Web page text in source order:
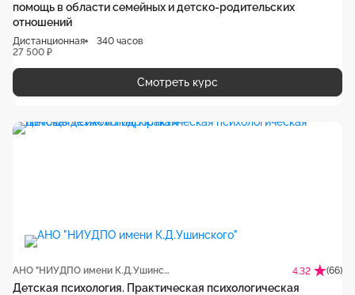
помощь в области семейных и детско-родительских
отношений
Дистанционная
340 часов
27 500 ₽
Смотреть курс
АНО "НИУДПО имени К.Д.Ушинского" 4.32 (66)
Детская психология. Практическая психологическая